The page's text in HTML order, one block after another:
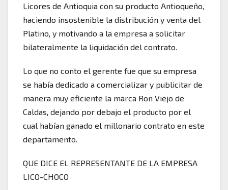
Licores de Antioquia con su producto Antioqueño,
haciendo insostenible la distribución y venta del
Platino, y motivando a la empresa a solicitar
bilateralmente la liquidación del contrato.
Lo que no conto el gerente fue que su empresa
se había dedicado a comercializar y publicitar de
manera muy eficiente la marca Ron Viejo de
Caldas, dejando por debajo el producto por el
cual habían ganado el millonario contrato en este
departamento.
QUE DICE EL REPRESENTANTE DE LA EMPRESA
LICO-CHOCO